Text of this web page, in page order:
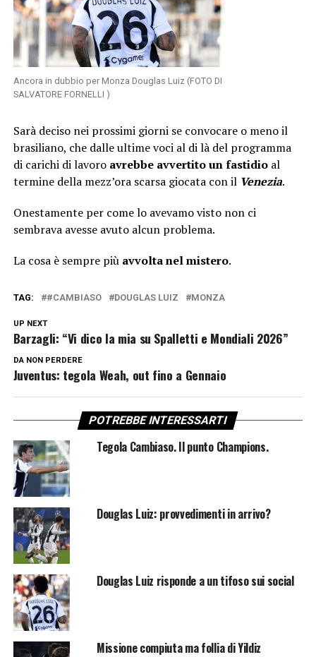
Ancora in dubbio per Monza Douglas Luiz (FOTO DI
SALVATORE FORNELLI )
Sarà deciso nei prossimi giorni se convocare o meno il
brasiliano, che dalle ultime voci al di là del programma
di carichi di lavoro avrebbe avvertito un fastidioal
termine della mezz’ora scarsa giocata con il Venezia.
Onestamente per come lo avevamo visto non ci
sembrava avesse avuto alcun problema.
La cosa è sempre più avvolta nel mistero.
TAG: #CAMBIASO DOUGLAS LUIZ MONZA
UP NEXT
Barzagli: “Vi dico la mia su Spalletti e Mondiali 2026”
DA NON PERDERE
Juventus: tegola Weah, out fino a Gennaio
POTREBBE INTERESSARTI
Tegola Cambiaso. Il punto Champions.
Douglas Luiz: provvedimenti in arrivo?
Douglas Luiz risponde a un tifoso sui social
Missione compiuta ma follia di Yildiz